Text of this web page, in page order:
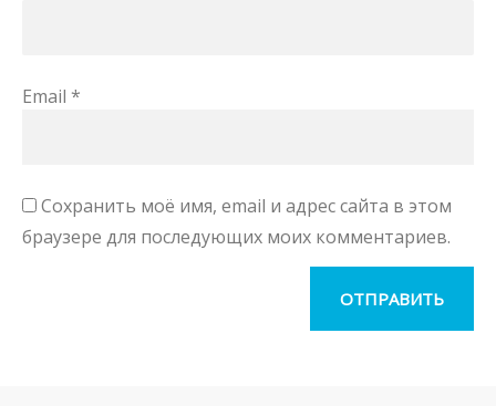
Email *
Сохранить моё имя, email и адрес сайта в этом
браузере для последующих моих комментариев.